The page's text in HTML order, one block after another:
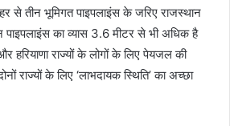
से तीन भूमिगत पाइपलाइंस के जरिए राजस्थान
पाइपलाइंस का व्यास 3.6 मीटर से भी अधिक है
हरियाणा राज्यों के लोगों के लिए पेयजल की
राज्यों के लिए ‘लाभदायक स्थिति’ का अच्छा